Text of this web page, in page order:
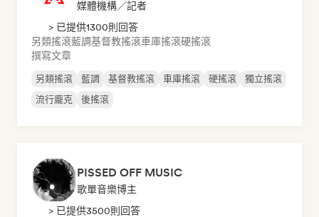
媒體機構／記者
> 已提供1300則回答
另類搖滾藍調基督教搖滾車庫搖滾硬搖滾
撰寫文章
另類搖滾 藍調 基督教搖滾 車庫搖滾 硬搖滾
獨立搖滾
流行龐克
後搖滾
PISSED OFF MUSIC
歌單音樂博主
> 已提供3500則回答